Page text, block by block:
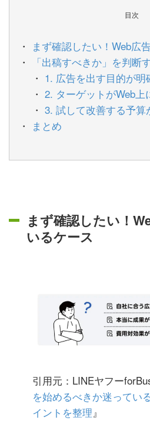
目次
まず確認したい！Web広
「出稿すべきか」を判断
1. 広告を出す目的が明
2. ターゲットがWeb上
3. 試して改善する予算
まとめ
まず確認したい！
いるケース
引用元：LINEヤフー
を始めるべきか迷ってい
イントを整理 』